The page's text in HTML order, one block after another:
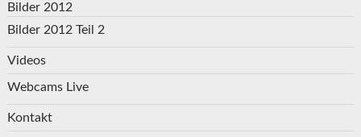
Bilder 2012
Bilder 2012 Teil 2
Videos
Webcams Live
Kontakt